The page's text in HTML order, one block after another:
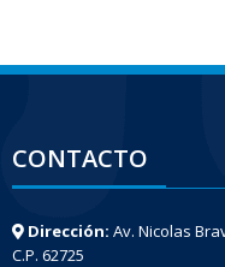
CONTACTO
Dirección: Av. Nicolas
C.P. 62725